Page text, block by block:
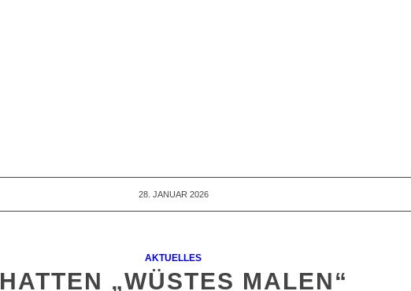
28. JANUAR 2026
AKTUELLES
HATTEN „WÜSTES MALEN“